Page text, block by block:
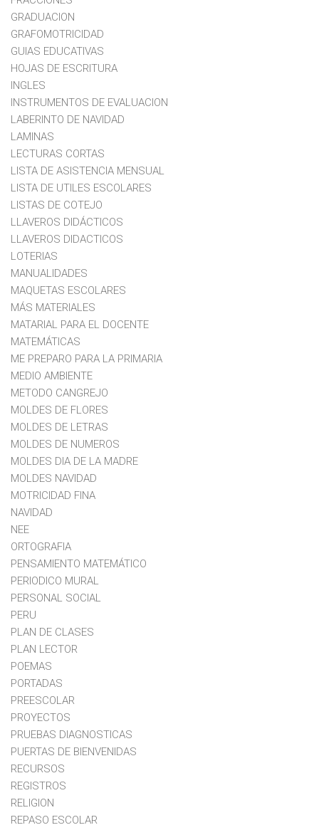
GRADUACION
GRAFOMOTRICIDAD
GUIAS EDUCATIVAS
HOJAS DE ESCRITURA
INGLES
INSTRUMENTOS DE EVALUACION
LABERINTO DE NAVIDAD
LAMINAS
LECTURAS CORTAS
LISTA DE ASISTENCIA MENSUAL
LISTA DE UTILES ESCOLARES
LISTAS DE COTEJO
LLAVEROS DIDÁCTICOS
LLAVEROS DIDACTICOS
LOTERIAS
MANUALIDADES
MAQUETAS ESCOLARES
MÁS MATERIALES
MATARIAL PARA EL DOCENTE
MATEMÁTICAS
ME PREPARO PARA LA PRIMARIA
MEDIO AMBIENTE
METODO CANGREJO
MOLDES DE FLORES
MOLDES DE LETRAS
MOLDES DE NUMEROS
MOLDES DIA DE LA MADRE
MOLDES NAVIDAD
MOTRICIDAD FINA
NAVIDAD
NEE
ORTOGRAFIA
PENSAMIENTO MATEMÁTICO
PERIODICO MURAL
PERSONAL SOCIAL
PERU
PLAN DE CLASES
PLAN LECTOR
POEMAS
PORTADAS
PREESCOLAR
PROYECTOS
PRUEBAS DIAGNOSTICAS
PUERTAS DE BIENVENIDAS
RECURSOS
REGISTROS
RELIGION
REPASO ESCOLAR